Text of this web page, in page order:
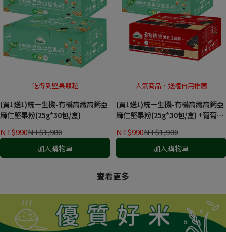
吃得到堅果顆粒
(買1送1)統一生機-有機高纖高鈣亞
麻仁堅果粉(25g*30包/盒)
NT$990NT$1,980
加入購物車
人氣商品．送禮自用推薦
(買1送1)統一生機-有機高纖高鈣亞
麻仁堅果粉(25g*30包/盒) +葡萄糖
NT$990NT$1,980
加入購物車
查看更多